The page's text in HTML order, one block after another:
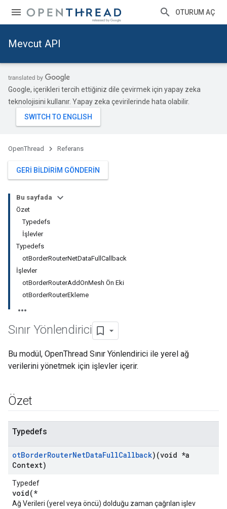
OTURUM AÇ
Mevcut API
Google, içerikleri tercih ettiğiniz dile çevirmek için yapay zeka
teknolojisini kullanır. Yapay zeka çevirilerinde hata olabilir.
OpenThread Referans
GERI BILDIRIM GÖNDERIN
Bu sayfada
Özet
Typedefs
İşlevler
Typedefs
otBorderRouterNetDataFullCallback
İşlevler
otBorderRouterAddOnMesh Ön Eki
otBorderRouterEkleme
Sınır Yönlendirici
Bu modül, OpenThread Sınır Yönlendirici ile yerel ağ
verilerini yönetmek için işlevler içerir.
Özet
Typedefs
otBorderRouterNetDataFullCallback)(void *a
Context)
Typedef
void(*
Ağ Verileri (yerel veya öncü) dolduğu zaman çağrılan işlev